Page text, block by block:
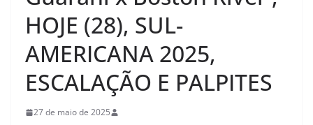
HOJE (28), SUL-
AMERICANA 2025,
ESCALAÇÃO E PALPITES
27 de maio de 2025